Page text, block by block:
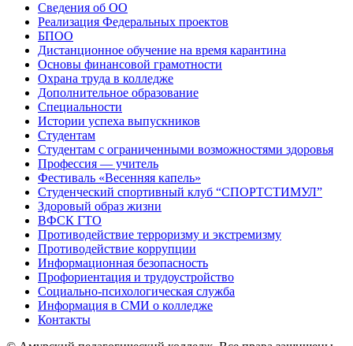
Сведения об ОО
Реализация Федеральных проектов
БПОО
Дистанционное обучение на время карантина
Основы финансовой грамотности
Охрана труда в колледже
Дополнительное образование
Специальности
Истории успеха выпускников
Студентам
Студентам с ограниченными возможностями здоровья
Профессия — учитель
Фестиваль «Весенняя капель»
Студенческий спортивный клуб “СПОРТСТИМУЛ”
Здоровый образ жизни
ВФСК ГТО
Противодействие терроризму и экстремизму
Противодействие коррупции
Информационная безопасность
Профориентация и трудоустройство
Социально-психологическая служба
Информация в СМИ о колледже
Контакты